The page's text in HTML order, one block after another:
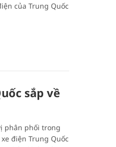
của Trung Quốc
sắp về
phân phối trong
điện Trung Quốc